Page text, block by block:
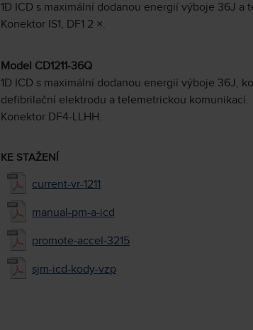
1D ICD s maximální dodanou energií výboje 36J a
Konektor IS1, DF1 2 ×.
Model CD1211-36Q
1D ICD s maximální dodanou energií výboje 36J,
defibrilační elektrodu a telemetrickou komunikací.
Konektor DF4-LLHH.
KE STAŽENÍ
current-vr-1211
manual-pm-a-icd
promote-accel-3215
sjm-icd-kody-vzp